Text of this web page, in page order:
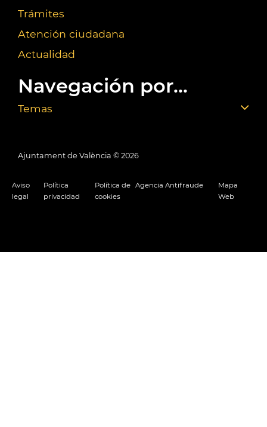
Trámites
Atención ciudadana
Actualidad
Navegación por...
Temas
Ajuntament de València © 2026
Aviso
legal
Política
privacidad
Política de
cookies
Agencia Antifraude
Mapa
Web